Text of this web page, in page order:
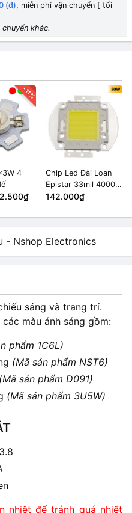
(đ), miễn phí vận chuyển [ tối
khác.
-11%
4
Chip Led Đài Loan
Epistar 33mil 4000-
4500K 50W
142.000₫
sáng và trang trí.
các màu ánh sáng gồm:
phẩm 1C6L)
(Mã sản phẩm NST6)
(Mã sản phẩm D091)
(Mã sản phẩm 3U5W)
nhiệt để tránh quá nhiệt